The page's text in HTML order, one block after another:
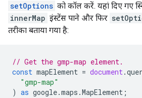
setOptions को कॉल करें. यहां दिए गए
innerMap इंस्टेंस पाने और फिर
तरीका बताया गया है:
// Get the gmp-map element.
const mapElement = document.
"gmp-map"
) as google.maps .MapElement ;